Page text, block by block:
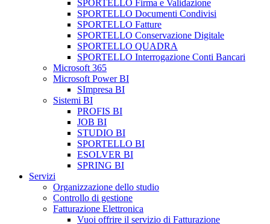
SPORTELLO Firma e Validazione
SPORTELLO Documenti Condivisi
SPORTELLO Fatture
SPORTELLO Conservazione Digitale
SPORTELLO QUADRA
SPORTELLO Interrogazione Conti Bancari
Microsoft 365
Microsoft Power BI
SImpresa BI
Sistemi BI
PROFIS BI
JOB BI
STUDIO BI
SPORTELLO BI
ESOLVER BI
SPRING BI
Servizi
Organizzazione dello studio
Controllo di gestione
Fatturazione Elettronica
Vuoi offrire il servizio di Fatturazione